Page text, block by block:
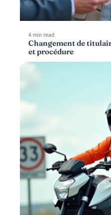
4 min read
Changement de
et procédure